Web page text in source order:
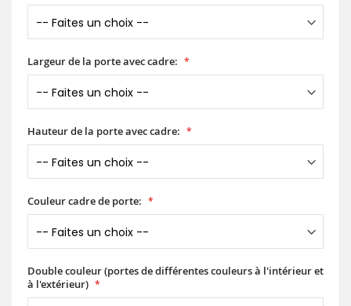
Largeur de la porte avec cadre:
Hauteur de la porte avec cadre:
Couleur cadre de porte:
Double couleur (portes de différentes couleurs à l'intérieur et
à l'extérieur)